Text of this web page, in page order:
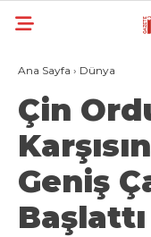
Ana Sayfa › Dünya
Çin
Geniş
Başlattı